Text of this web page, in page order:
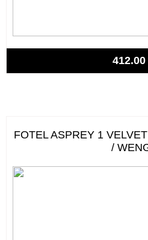
412.00
FOTEL ASPREY 1
/